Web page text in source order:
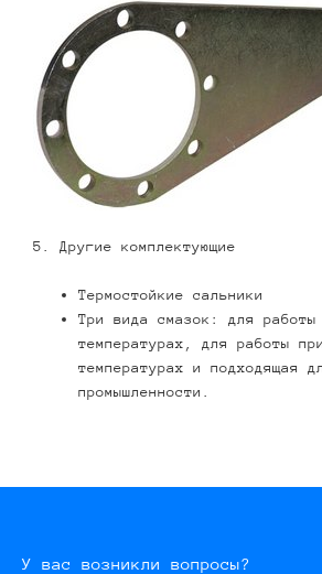
5. Другие комплектующие
Термостойкие сальники
Три вида смазок: для работы
температурах, для работы
температурах и подходящая
промышленности.
У вас возникли вопросы?